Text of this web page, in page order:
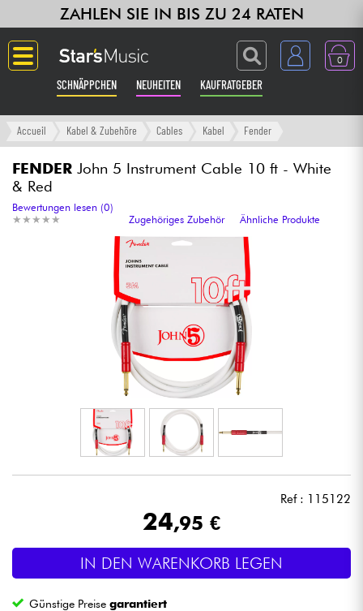
ZAHLEN SIE IN BIS ZU 24 RATEN
0
SCHNÄPPCHEN NEUHEITEN KAUFRATGEBER
Langue
Gitarre & Bass
Verstärker & Effekte
Klaviere & Piano
Synths & samplers
Mikros
Licht
Accueil Kabel & Zubehöre Cables Kabel Fender
FENDER John 5 Instrument Cable 10 ft - White
& Red
★ ★ ★ ★ ★
★ ★ ★ ★ ★
Bewertungen lesen (0)
Zugehöriges Zubehör
Ähnliche Produkte
Ref : 115122
24,95 €
IN DEN WARENKORB LEGEN
Günstige Preisegarantiert